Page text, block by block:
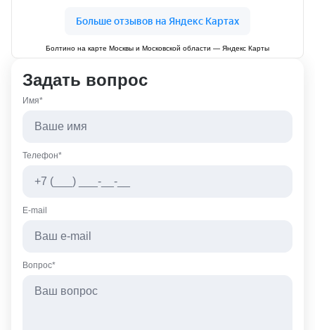
Болтино на карте Москвы и Московской области — Яндекс Карты
Задать вопрос
Имя*
Телефон*
E-mail
Вопрос*